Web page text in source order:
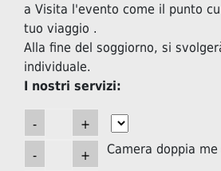
a Visita l'evento come il punto
tuo viaggio .
Alla fine del soggiorno, si
individuale.
I nostri servizi:
Camera doppia